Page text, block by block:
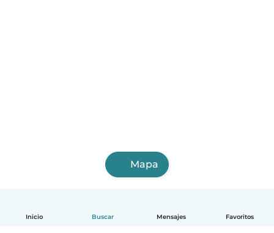
Inicio Buscar Mensajes Favoritos
Mapa